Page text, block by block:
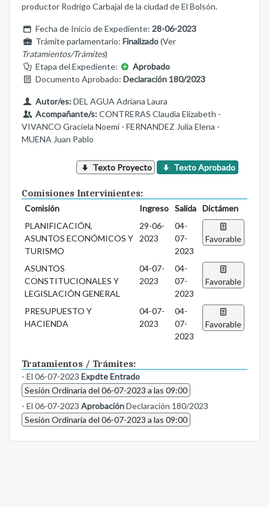
productor Rodrigo Carbajal de la ciudad de El Bolsón.
Fecha de Inicio de Expediente: 28-06-2023
Trámite parlamentario: Finalizado(Ver
Tratamientos/Trámites)
Etapa del Expediente:
Aprobado
Documento Aprobado: Declaración 180/2023
Autor/es:DEL AGUA Adriana Laura
Acompañante/s:CONTRERAS Claudia Elizabeth -
VIVANCO Graciela Noemí - FERNANDEZ Julia Elena -
MUENA Juan Pablo
Texto Proyecto Texto Aprobado
Comisiones Intervinientes:
Comisión Ingreso Salida
Dictámen
PLANIFICACIÓN,
ASUNTOS ECONÓMICOS Y
TURISMO
29-06-
2023
04-
07-
2023
Favorable
ASUNTOS
CONSTITUCIONALES Y
LEGISLACIÓN GENERAL
04-07-
2023
04-
07-
2023
Favorable
PRESUPUESTO Y
HACIENDA
04-07-
2023
04-
07-
2023
Favorable
Tratamientos / Trámites:
- El 06-07-2023 Expdte Entrado
Sesión Ordinaria del 06-07-2023 a las 09:00
- El 06-07-2023 AprobaciónDeclaración 180/2023
Sesión Ordinaria del 06-07-2023 a las 09:00